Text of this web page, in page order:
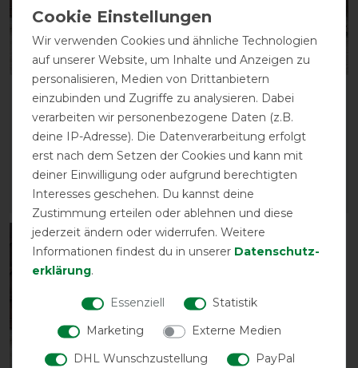
Kentucky Horsewear
Unterdecke Classic
vorher 129,95 €
103,95 € *
ARTIKEL MERKEN
Kentucky Horsewear
Unterdecke Classic 100g
119,99 € *
ARTIKEL MERKEN
-30%
Wir verwenden Cookies und ähnliche Technologien
auf unserer Website, um Inhalte und Anzeigen zu
personalisieren, Medien von Drittanbietern
einzubinden und Zugriffe zu analysieren. Dabei
verarbeiten wir personenbezogene Daten (z.B.
deine IP-Adresse). Die Datenverarbeitung erfolgt
erst nach dem Setzen der Cookies und kann mit
deiner Einwilligung oder aufgrund berechtigten
Interesses geschehen. Du kannst deine
Zustimmung erteilen oder ablehnen und diese
jederzeit ändern oder widerrufen. Weitere
Informationen findest du in unserer Daten­schutz­
erklärung.
Essenziell
Statistik
Marketing
Externe Medien
DHL Wunschzustellung
PayPal